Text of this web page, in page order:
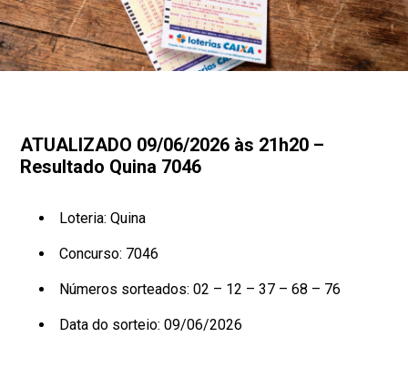
ATUALIZADO 09/06/2026 às 21h20 –
Resultado Quina 7046
Loteria: Quina
Concurso: 7046
Números sorteados: 02 – 12 – 37 – 68 – 76
Data do sorteio: 09/06/2026